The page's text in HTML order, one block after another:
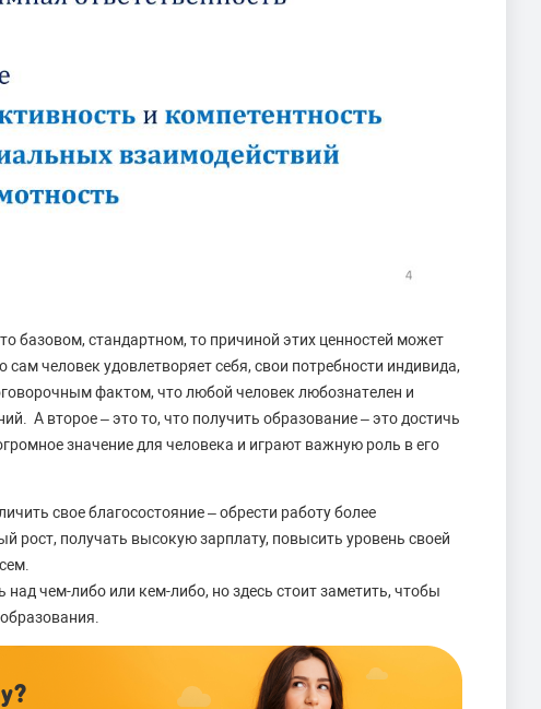
базовом, стандартном, то причиной этих ценностей может
человек удовлетворяет себя, свои потребности индивида,
фактом, что любой человек любознателен и
А второе – это то, что получить образование – это достичь
значение для человека и играют важную роль в его
свое благосостояние – обрести работу более
рост, получать высокую зарплату, повысить уровень своей
чем-либо или кем-либо, но здесь стоит заметить, чтобы